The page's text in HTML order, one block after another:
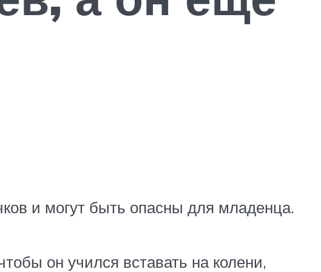
и могут быть опасны для младенца.
он учился вставать на колени,